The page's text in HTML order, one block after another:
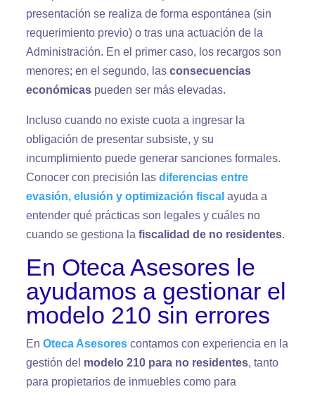
presentación se realiza de forma espontánea (sin
requerimiento previo) o tras una actuación de la
Administración. En el primer caso, los recargos son
menores; en el segundo, las consecuencias
económicaspueden ser más elevadas.
Incluso cuando no existe cuota a ingresar la
obligación de presentar subsiste, y su
incumplimiento puede generar sanciones formales.
Conocer con precisión las diferencias entre
evasión, elusión y optimización fiscal ayuda a
entender qué prácticas son legales y cuáles no
cuando se gestiona la fiscalidad de no residentes.
En Oteca Asesores le
ayudamos a gestionar el
modelo 210 sin errores
En Oteca Asesorescontamos con experiencia en la
gestión del modelo 210 para no residentes, tanto
para propietarios de inmuebles como para